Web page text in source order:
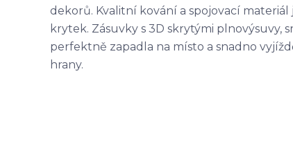
dekorů. Kvalitní kování a spojovací
krytek. Zásuvky s 3D skrytými plnovýsuvy,
perfektně zapadla na místo a snadno
hrany.